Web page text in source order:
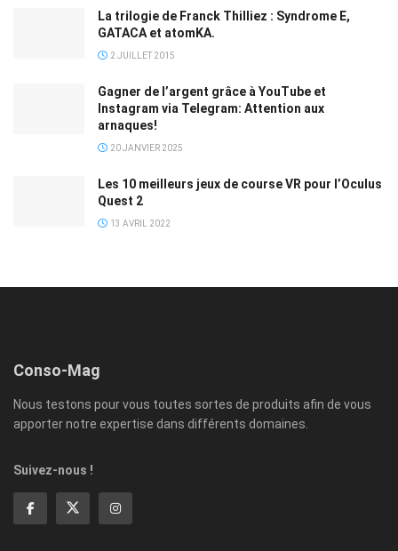
La trilogie de Franck Thilliez : Syndrome E,
GATACA et atomKA.
2 JUILLET 2015
Gagner de l’argent grâce à YouTube et
Instagram via Telegram: Attention aux
arnaques!
20 JANVIER 2025
Les 10 meilleurs jeux de course VR pour l’Oculus
Quest 2
13 AVRIL 2022
Conso-Mag
Nous testons pour vous toutes sortes de produits afin de vous
apporter notre expertise dans différents domaines.
Suivez-nous !